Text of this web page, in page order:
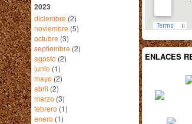
2023
diciembre (2)
noviembre (5)
octubre (3)
septiembre (2)
agosto (2)
junio (1)
mayo (2)
abril (2)
marzo (3)
febrero (1)
enero (1)
ENLACES